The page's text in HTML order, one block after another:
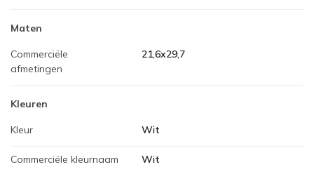
Maten
Commerciële
afmetingen
21,6x29,7
Kleuren
Kleur Wit
Commerciële kleurnaam Wit